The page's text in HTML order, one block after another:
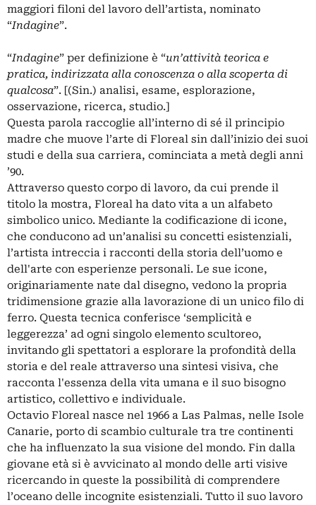
maggiori filoni del lavoro dell’artista, nominato
“Indagine”.
“Indagine” per definizione è “un’attività teorica e
pratica, indirizzata alla conoscenza o alla scoperta di
qualcosa”. [(Sin.) analisi, esame, esplorazione,
osservazione, ricerca, studio.]
Questa parola raccoglie all’interno di sé il principio
madre che muove l’arte di Floreal sin dall’inizio dei suoi
studi e della sua carriera, cominciata a metà degli anni
’90.
Attraverso questo corpo di lavoro, da cui prende il
titolo la mostra, Floreal ha dato vita a un alfabeto
simbolico unico. Mediante la codificazione di icone,
che conducono ad un’analisi su concetti esistenziali,
l’artista intreccia i racconti della storia dell’uomo e
dell'arte con esperienze personali. Le sue icone,
originariamente nate dal disegno, vedono la propria
tridimensione grazie alla lavorazione di un unico filo di
ferro. Questa tecnica conferisce ‘semplicità e
leggerezza’ ad ogni singolo elemento scultoreo,
invitando gli spettatori a esplorare la profondità della
storia e del reale attraverso una sintesi visiva, che
racconta l'essenza della vita umana e il suo bisogno
artistico, collettivo e individuale.
Octavio Floreal nasce nel 1966 a Las Palmas, nelle Isole
Canarie, porto di scambio culturale tra tre continenti
che ha influenzato la sua visione del mondo. Fin dalla
giovane età si è avvicinato al mondo delle arti visive
ricercando in queste la possibilità di comprendere
l’oceano delle incognite esistenziali. Tutto il suo lavoro